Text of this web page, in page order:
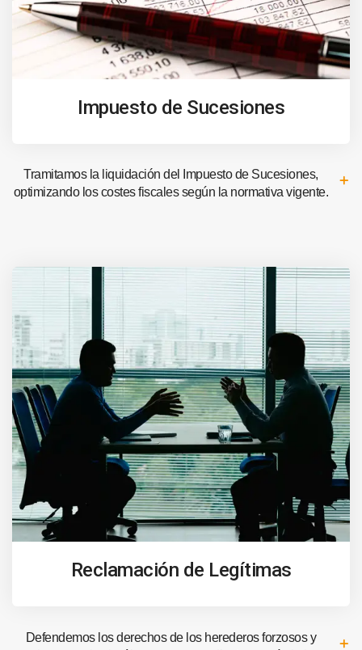
Impuesto de Sucesiones
Tramitamos la liquidación del Impuesto de Sucesiones,
optimizando los costes fiscales según la normativa vigente.
Reclamación de Legítimas
Defendemos los derechos de los herederos forzosos y